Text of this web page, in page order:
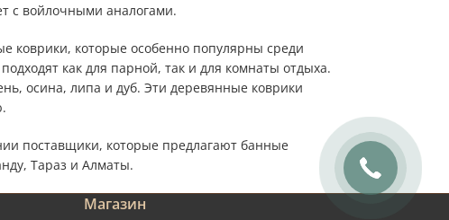
с войлочными аналогами.
коврики, которые особенно популярны среди
как для парной, так и для комнаты отдыха.
осина, липа и дуб. Эти деревянные коврики
поставщики, которые предлагают банные
Тараз и Алматы.
Магазин